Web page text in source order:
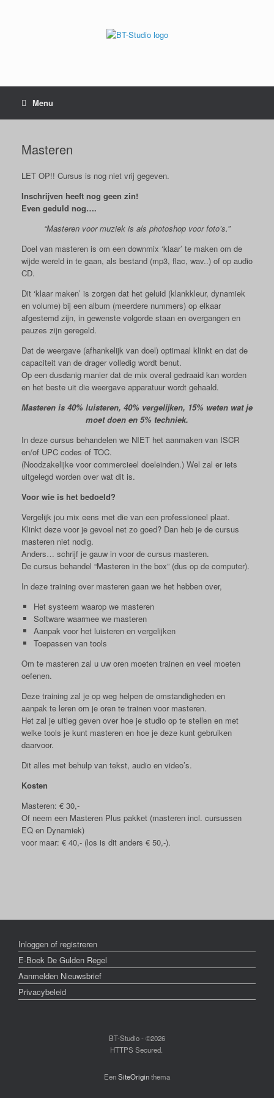
Menu
Masteren
LET OP!! Cursus is nog niet vrij gegeven.
Inschrijven heeft nog geen zin!
Even geduld nog….
“Masteren voor muziek is als photoshop voor foto’s.”
Doel van masteren is om een downmix ‘klaar’ te maken om de
wijde wereld in te gaan, als bestand (mp3, flac, wav..) of op audio
CD.
Dit ‘klaar maken’ is zorgen dat het geluid (klankkleur, dynamiek
en volume) bij een album (meerdere nummers) op elkaar
afgestemd zijn, in gewenste volgorde staan en overgangen en
pauzes zijn geregeld.
Dat de weergave (afhankelijk van doel) optimaal klinkt en dat de
capaciteit van de drager volledig wordt benut.
Op een dusdanig manier dat de mix overal gedraaid kan worden
en het beste uit die weergave apparatuur wordt gehaald.
Masteren is 40% luisteren, 40% vergelijken, 15% weten wat je
moet doen en 5% techniek.
In deze cursus behandelen we NIET het aanmaken van ISCR
en/of UPC codes of TOC.
(Noodzakelijke voor commercieel doeleinden.) Wel zal er iets
uitgelegd worden over wat dit is.
Voor wie is het bedoeld?
Vergelijk jou mix eens met die van een professioneel plaat.
Klinkt deze voor je gevoel net zo goed? Dan heb je de cursus
masteren niet nodig.
Anders… schrijf je gauw in voor de cursus masteren.
De cursus behandel “Masteren in the box” (dus op de computer).
In deze training over masteren gaan we het hebben over,
Het systeem waarop we masteren
Software waarmee we masteren
Aanpak voor het luisteren en vergelijken
Toepassen van tools
Om te masteren zal u uw oren moeten trainen en veel moeten
oefenen.
Deze training zal je op weg helpen de omstandigheden en
aanpak te leren om je oren te trainen voor masteren.
Het zal je uitleg geven over hoe je studio op te stellen en met
welke tools je kunt masteren en hoe je deze kunt gebruiken
daarvoor.
Dit alles met behulp van tekst, audio en video’s.
Kosten
Masteren: € 30,-
Of neem een Masteren Plus pakket (masteren incl. cursussen
EQ en Dynamiek)
voor maar: € 40,- (los is dit anders € 50,-).
Inloggen of registreren
E-Boek De Gulden Regel
Aanmelden Nieuwsbrief
Privacybeleid
BT-Studio - ©2026
HTTPS Secured.
EenSiteOriginthema